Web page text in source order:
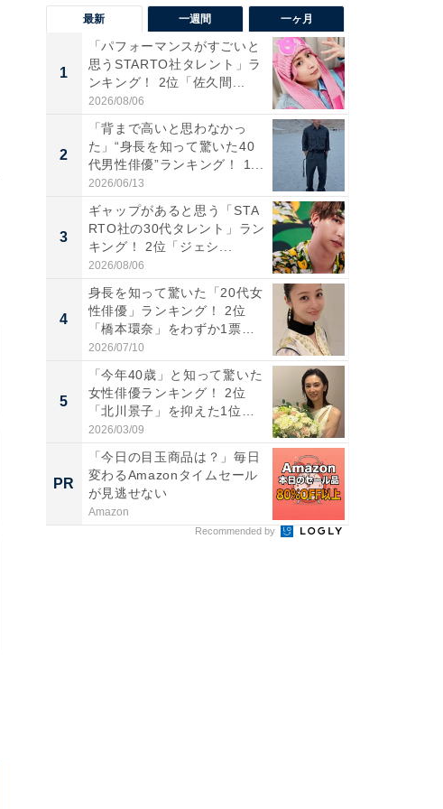
最新 一週間 一ヶ月
1
「パフォーマンスがすごいと
思うSTARTO社タレント」ラ
ンキング！ 2位「佐久間...
2026/08/06
2
「背まで高いと思わなかっ
た」“身長を知って驚いた40
代男性俳優”ランキング！ 1...
2026/06/13
3
ギャップがあると思う「STA
RTO社の30代タレント」ラン
キング！ 2位「ジェシ...
2026/08/06
4
身長を知って驚いた「20代女
性俳優」ランキング！ 2位
「橋本環奈」をわずか1票
差...
2026/07/10
5
「今年40歳」と知って驚いた
女性俳優ランキング！ 2位
「北川景子」を抑えた1位
は...
2026/03/09
PR
「今日の目玉商品は？」毎日
変わるAmazonタイムセール
が見逃せない
Amazon
Recommended by